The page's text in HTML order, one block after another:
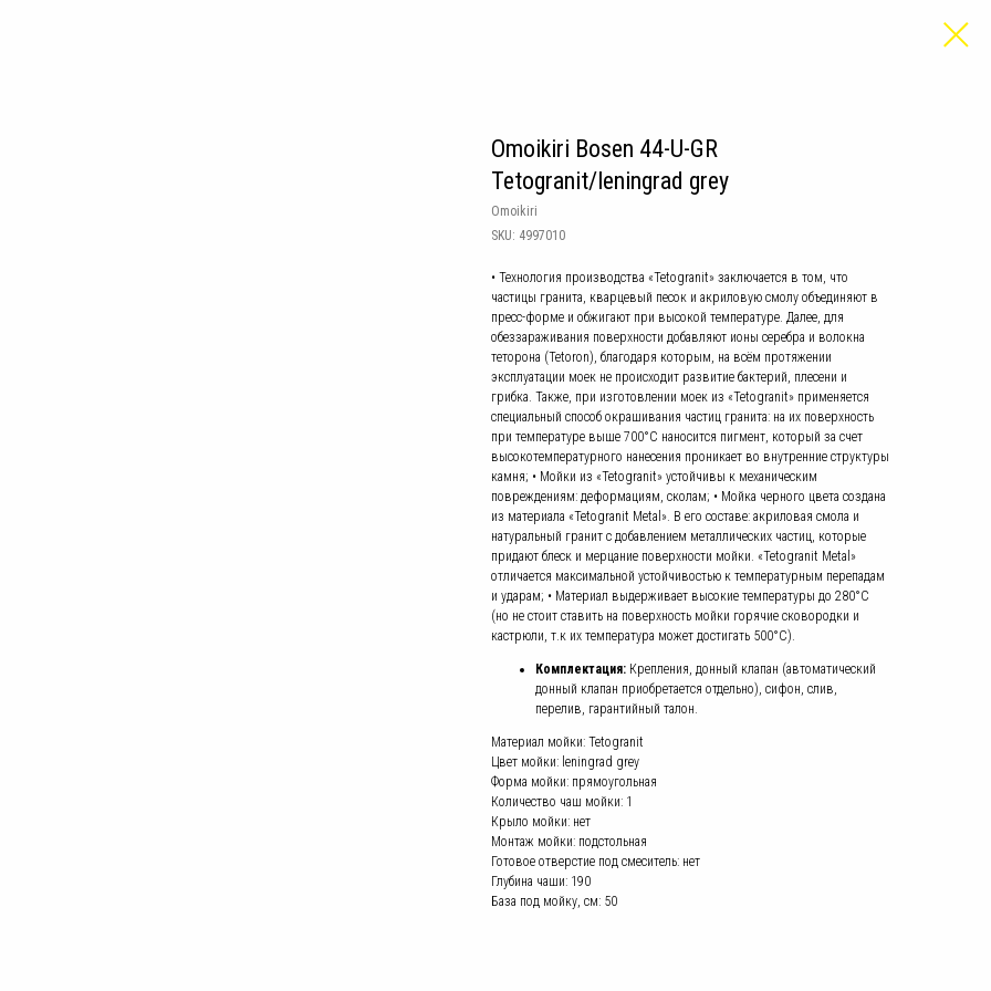
Omoikiri Bosen 44-U-GR
Tetogranit/leningrad grey
Omoikiri
SKU: 4997010
• Технология производства «Tetogranit» заключается в том, что
частицы гранита, кварцевый песок и акриловую смолу объединяют в
пресс-форме и обжигают при высокой температуре. Далее, для
обеззараживания поверхности добавляют ионы серебра и волокна
теторона (Tetoron), благодаря которым, на всём протяжении
эксплуатации моек не происходит развитие бактерий, плесени и
грибка. Также, при изготовлении моек из «Tetogranit» применяется
специальный способ окрашивания частиц гранита: на их поверхность
при температуре выше 700°С наносится пигмент, который за счет
высокотемпературного нанесения проникает во внутренние структуры
камня; • Мойки из «Tetogranit» устойчивы к механическим
повреждениям: деформациям, сколам; • Мойка черного цвета создана
из материала «Tetogranit Metal». В его составе: акриловая смола и
натуральный гранит с добавлением металлических частиц, которые
придают блеск и мерцание поверхности мойки. «Tetogranit Metal»
отличается максимальной устойчивостью к температурным перепадам
и ударам; • Материал выдерживает высокие температуры до 280°С
(но не стоит ставить на поверхность мойки горячие сковородки и
кастрюли, т.к их температура может достигать 500°С).
Комплектация: Крепления, донный клапан (автоматический
донный клапан приобретается отдельно), сифон, слив,
перелив, гарантийный талон.
Материал мойки: Tetogranit
Цвет мойки: leningrad grey
Форма мойки: прямоугольная
Количество чаш мойки: 1
Крыло мойки: нет
Монтаж мойки: подстольная
Готовое отверстие под смеситель: нет
Глубина чаши: 190
База под мойку, см: 50